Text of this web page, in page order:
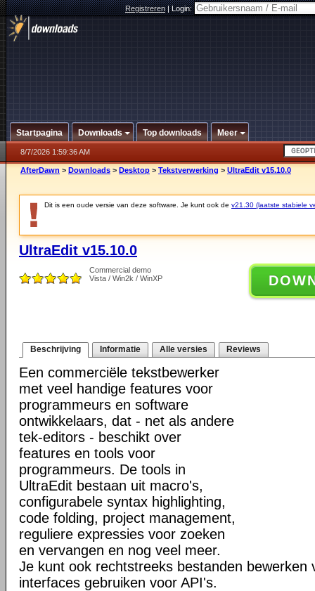
Registreren|Login:
Startpagina Downloads Top downloads Meer
8/7/2026 1:59:36 AM
AfterDawn > Downloads > Desktop > Tekstverwerking > UltraEdit v15.10.0
Dit is een oude versie van deze software. Je kunt ook de v21.30 (laatste stabiele
UltraEdit v15.10.0
Commercial demo
Vista / Win2k / WinXP
Beschrijving Informatie Alle versies Reviews
Een commerciële tekstbewerker
met veel handige features voor
programmeurs en software
ontwikkelaars, dat - net als andere
tek-editors - beschikt over
features en tools voor
programmeurs. De tools in
UltraEdit bestaan uit macro's,
configurabele syntax highlighting,
code folding, project management,
reguliere expressies voor zoeken
en vervangen en nog veel meer.
Je kunt ook rechtstreeks bestanden bewerken
interfaces gebruiken voor API's.